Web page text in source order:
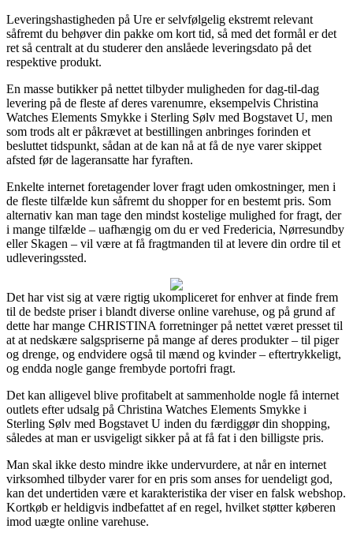
Leveringshastigheden på Ure er selvfølgelig ekstremt relevant
såfremt du behøver din pakke om kort tid, så med det formål er det
ret så centralt at du studerer den anslåede leveringsdato på det
respektive produkt.
En masse butikker på nettet tilbyder muligheden for dag-til-dag
levering på de fleste af deres varenumre, eksempelvis Christina
Watches Elements Smykke i Sterling Sølv med Bogstavet U, men
som trods alt er påkrævet at bestillingen anbringes forinden et
besluttet tidspunkt, sådan at de kan nå at få de nye varer skippet
afsted før de lageransatte har fyraften.
Enkelte internet foretagender lover fragt uden omkostninger, men i
de fleste tilfælde kun såfremt du shopper for en bestemt pris. Som
alternativ kan man tage den mindst kostelige mulighed for fragt, der
i mange tilfælde – uafhængig om du er ved Fredericia, Nørresundby
eller Skagen – vil være at få fragtmanden til at levere din ordre til et
udleveringssted.
Det har vist sig at være rigtig ukompliceret for enhver at finde frem
til de bedste priser i blandt diverse online varehuse, og på grund af
dette har mange CHRISTINA forretninger på nettet været presset til
at at nedskære salgspriserne på mange af deres produkter – til piger
og drenge, og endvidere også til mænd og kvinder – eftertrykkeligt,
og endda nogle gange frembyde portofri fragt.
Det kan alligevel blive profitabelt at sammenholde nogle få internet
outlets efter udsalg på Christina Watches Elements Smykke i
Sterling Sølv med Bogstavet U inden du færdiggør din shopping,
således at man er usvigeligt sikker på at få fat i den billigste pris.
Man skal ikke desto mindre ikke undervurdere, at når en internet
virksomhed tilbyder varer for en pris som anses for uendeligt god,
kan det undertiden være et karakteristika der viser en falsk webshop.
Kortkøb er heldigvis indbefattet af en regel, hvilket støtter køberen
imod uægte online varehuse.